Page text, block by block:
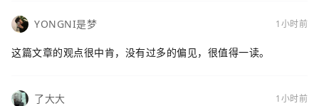
YONGNI是梦 1小时前
这篇文章的观点很中肯，没有过多的偏见，很值得一读。
了大大 1小时前